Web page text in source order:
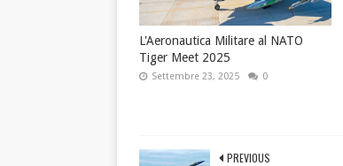
L'Aeronautica Militare al NATO
Tiger Meet 2025
Settembre 23, 2025 0
PREVIOUS